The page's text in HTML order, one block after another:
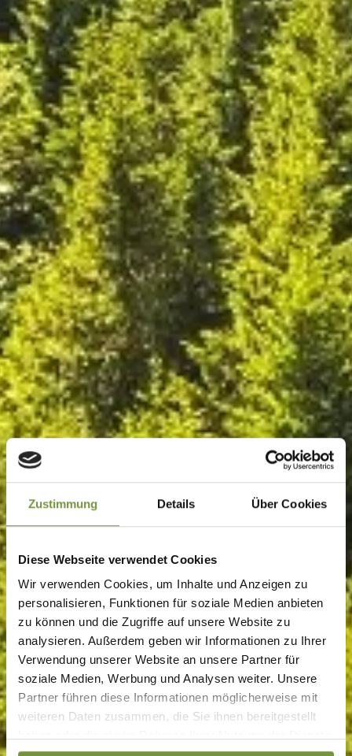
Zustimmung Details Über Cookies
Diese Webseite verwendet Cookies
Wir verwenden Cookies, um Inhalte und Anzeigen zu
personalisieren, Funktionen für soziale Medien anbieten
zu können und die Zugriffe auf unsere Website zu
analysieren. Außerdem geben wir Informationen zu Ihrer
Verwendung unserer Website an unsere Partner für
soziale Medien, Werbung und Analysen weiter. Unsere
Partner führen diese Informationen möglicherweise mit
weiteren Daten zusammen, die Sie ihnen bereitgestellt